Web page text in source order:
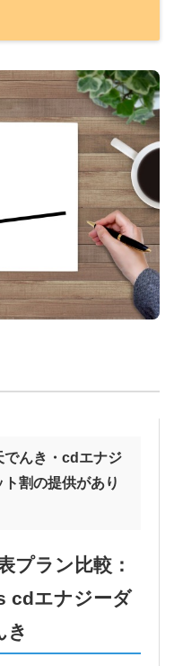
でんき・cdエナジ
割の提供があり
プラン比較：
cdエナジーダ
き